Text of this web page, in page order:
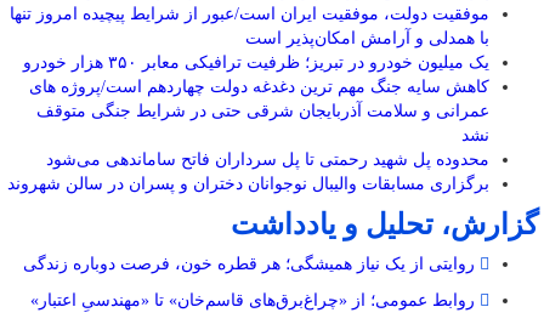
موفقیت دولت، موفقیت ایران است/عبور از شرایط پیچیده امروز تنها
با همدلی و آرامش امکان‌پذیر است
یک میلیون خودرو در تبریز؛ ظرفیت ترافیکی معابر ۳۵۰ هزار خودرو
کاهش سایه جنگ مهم ‌ترین دغدغه دولت چهاردهم است/پروژه ‌های
عمرانی و سلامت آذربایجان شرقی حتی در شرایط جنگی متوقف
نشد
محدوده پل شهید رحمتی تا پل سرداران فاتح ساماندهی می‌شود
برگزاری مسابقات والیبال نوجوانان دختران و پسران در سالن شهروند
گزارش، تحلیل و یادداشت
روایتی از یک نیاز همیشگی؛ هر قطره خون، فرصت دوباره زندگی
روابط عمومی؛ از «چراغ‌برق‌های قاسم‌خان» تا «مهندسیِ اعتبار»